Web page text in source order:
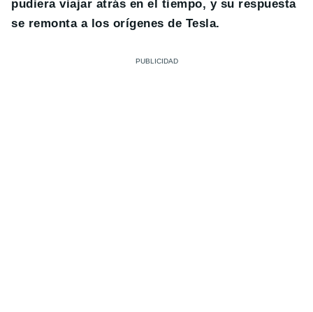
pudiera viajar atrás en el tiempo, y su respuesta
se remonta a los orígenes de Tesla.